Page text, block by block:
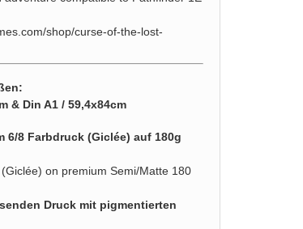
shop/curse-of-the-lost-
& Din A1 / 59,4x84cm
6/8 Farbdruck (Giclée) auf 180g
on premium Semi/Matte 180
Druck mit pigmentierten